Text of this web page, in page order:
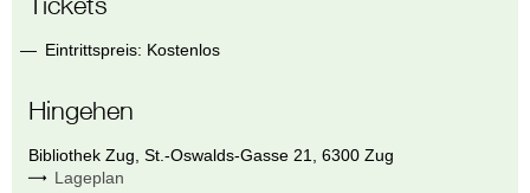
Eintrittspreis: Kostenlos
Hingehen
Bibliothek Zug ,St.-Oswalds-Gasse 21 ,6300 Zug
Lageplan